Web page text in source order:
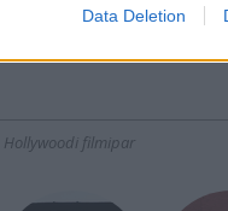
Data Deletion
a Kunsthalle
Hollywoodi filmipar